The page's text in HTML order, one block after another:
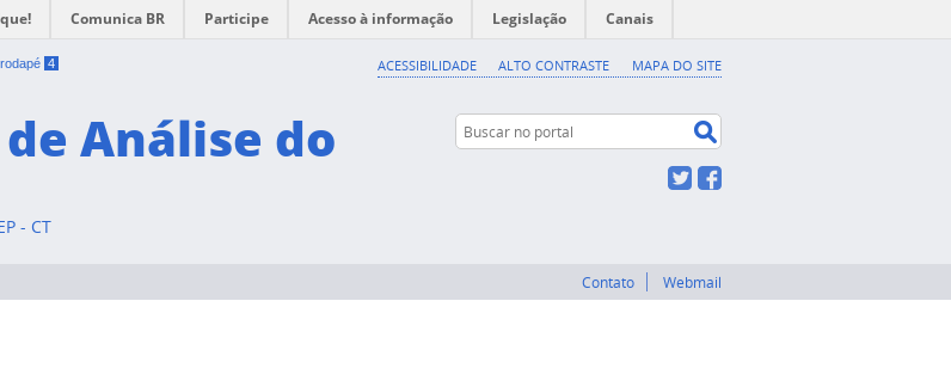
4 ACESSIBILIDADE ALTO CONTRASTE MAPA DO SITE
Comunica BR Participe Acesso à informação Legislação Canais
Análise do
- CT
Buscar no portal
Twitter
Contato Webmail